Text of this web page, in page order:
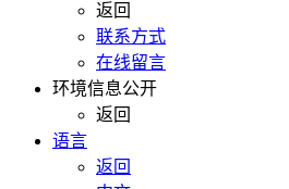
返回
联系方式
在线留言
环境信息公开
返回
语言
返回